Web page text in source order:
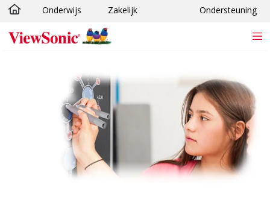
Ga naar hoofdinhoud
Onderwijs Zakelijk Ondersteuning